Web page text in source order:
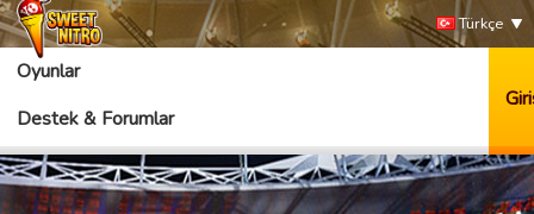
Türkçe
Oyunlar
Destek & Forumlar